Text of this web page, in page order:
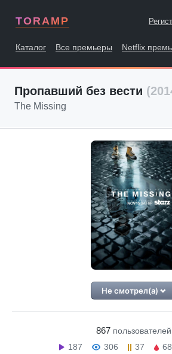
TORAMP
Каталог Все премьеры Netflix
Пропавший без вести
The Missing
Не смотрел(а)
867 пользователей
187
306 37 68